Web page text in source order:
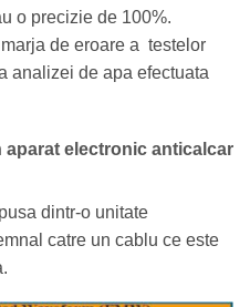
o precizie de 100%.
de eroare a testelor
analizei de apa efectuata
electronic anticalcar
dintr-o unitate
catre un cablu ce este